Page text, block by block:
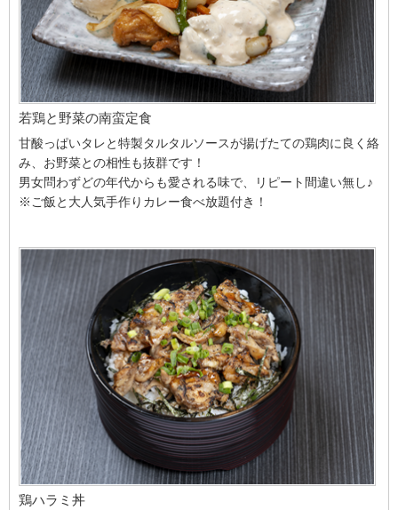
若鶏と野菜の南蛮定食
甘酸っぱいタレと特製タルタルソースが揚げたての鶏肉に良く絡
み、お野菜との相性も抜群です！
男女問わずどの年代からも愛される味で、リピート間違い無し♪
※ご飯と大人気手作りカレー食べ放題付き！
鶏ハラミ丼